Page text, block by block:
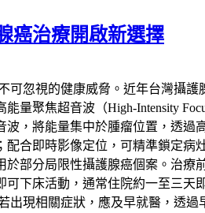
癌治療開啟新選擇
可忽視的健康威脅。近年台灣攝
量聚焦超音波（High-Intensity
，將能量集中於腫瘤位置，透
合即時影像定位，可精準鎖定
部分局限性攝護腺癌個案。治
下床活動，通常住院約一至三
現相關症狀，應及早就醫，透